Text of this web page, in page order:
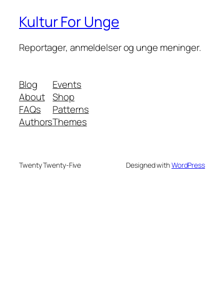
Kultur For Unge
Reportager, anmeldelser og unge meninger.
Blog
About
FAQs
Authors
Events
Shop
Patterns
Themes
Twenty Twenty-Five Designed withWordPress